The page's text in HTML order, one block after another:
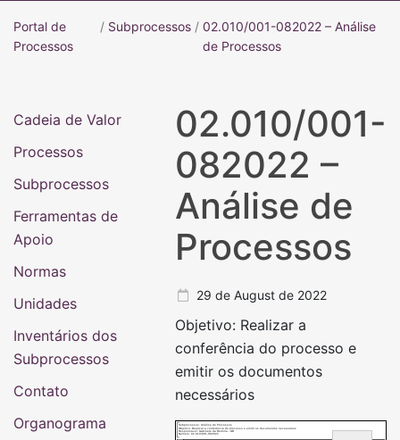
Portal de
ProcessosPortal de Processos
/ Subprocessos / 02.010/001-082022 – Análise
de Processos
02.010/001-
082022 –
Análise de
Processos
29 de August de 2022
Objetivo: Realizar a
conferência do processo e
emitir os documentos
necessários
Subprocessos: Análise de Processos
Objetivo: Realizar a conferência do processo e emitir os documentos necessários
Responsável: Gabinete da Reitoria - GR
Número: 02.010/001-082022
Cadeia de Valor
Processos
Subprocessos
Ferramentas de
Apoio
Normas
Unidades
Inventários dos
Subprocessos
Contato
Organograma